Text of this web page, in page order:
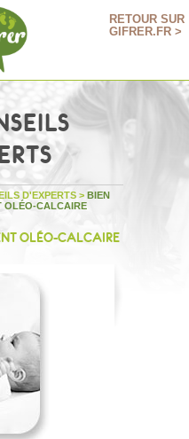
RETOUR SUR
GIFRER.FR >
D'EXPERTS > BIEN
OLÉO-CALCAIRE
OLÉO-CALCAIRE